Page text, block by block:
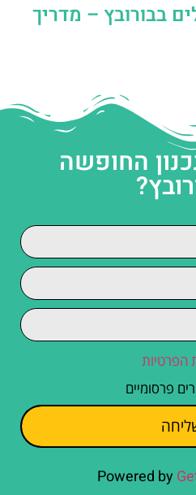
בבורובץ – מדריך
החופשה
הפרטיות
פרסומיים
Powered by